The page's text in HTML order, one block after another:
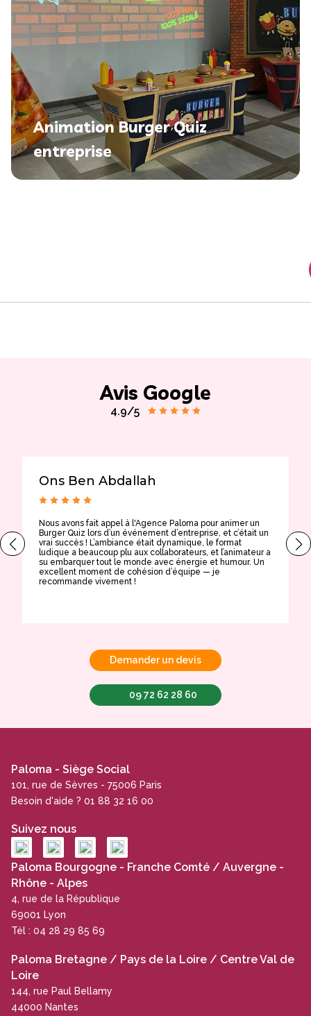
Animation Burger Quiz
entreprise
Avis Google
4.9/5
Ons Ben Abdallah
Nous avons fait appel à l'Agence Paloma pour animer un
Burger Quiz lors d’un événement d’entreprise, et c’était un
vrai succès ! L’ambiance était dynamique, le format
ludique a beaucoup plu aux collaborateurs, et l’animateur a
su embarquer tout le monde avec énergie et humour. Un
excellent moment de cohésion d’équipe — je
recommande vivement !
Demander un devis
09 72 62 28 60
Paloma - Siège Social
101, rue de Sèvres - 75006 Paris
Besoin d'aide ? 01 88 32 16 00
Suivez nous
Paloma Bourgogne - Franche Comté / Auvergne -
Rhône - Alpes
4, rue de la République
69001 Lyon
Tél : 04 28 29 85 69
Paloma Bretagne / Pays de la Loire / Centre Val de
Loire
144, rue Paul Bellamy
44000 Nantes